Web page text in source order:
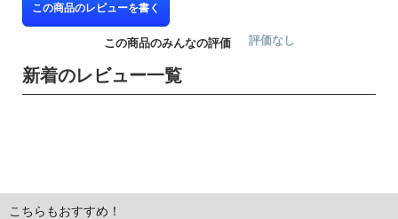
この商品のレビューを書く
この商品のみんなの評価 評価なし
新着のレビュー一覧
こちらもおすすめ！